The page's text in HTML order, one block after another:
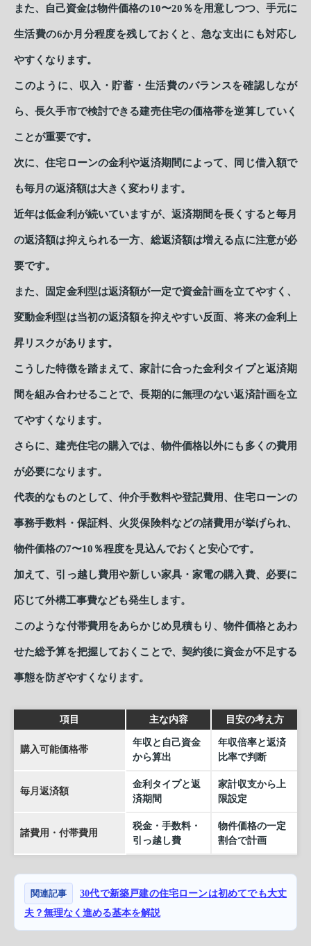
また、自己資金は物件価格の10〜20％を用意しつつ、手元に
生活費の6か月分程度を残しておくと、急な支出にも対応し
やすくなります。
このように、収入・貯蓄・生活費のバランスを確認しなが
ら、長久手市で検討できる建売住宅の価格帯を逆算していく
ことが重要です。
次に、住宅ローンの金利や返済期間によって、同じ借入額で
も毎月の返済額は大きく変わります。
近年は低金利が続いていますが、返済期間を長くすると毎月
の返済額は抑えられる一方、総返済額は増える点に注意が必
要です。
また、固定金利型は返済額が一定で資金計画を立てやすく、
変動金利型は当初の返済額を抑えやすい反面、将来の金利上
昇リスクがあります。
こうした特徴を踏まえて、家計に合った金利タイプと返済期
間を組み合わせることで、長期的に無理のない返済計画を立
てやすくなります。
さらに、建売住宅の購入では、物件価格以外にも多くの費用
が必要になります。
代表的なものとして、仲介手数料や登記費用、住宅ローンの
事務手数料・保証料、火災保険料などの諸費用が挙げられ、
物件価格の7〜10％程度を見込んでおくと安心です。
加えて、引っ越し費用や新しい家具・家電の購入費、必要に
応じて外構工事費なども発生します。
このような付帯費用をあらかじめ見積もり、物件価格とあわ
せた総予算を把握しておくことで、契約後に資金が不足する
事態を防ぎやすくなります。
項目 主な内容 目安の考え方
購入可能価格帯
年収と自己資金
から算出
年収倍率と返済
比率で判断
毎月返済額
金利タイプと返
済期間
家計収支から上
限設定
諸費用・付帯費用
税金・手数料・
引っ越し費
物件価格の一定
割合で計画
関連記事
30代で新築戸建の住宅ローンは初めてでも大丈
夫？無理なく進める基本を解説